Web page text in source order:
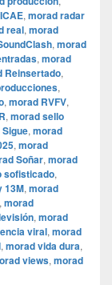
, morad radar
real, morad
, morad
, morad
Reinsertado,
,
, morad RVFV,
, morad sello
, morad
, morad
Soñar, morad
sofisticado,
13M, morad
, morad
, morad
viral, morad
, morad vida dura,
views, morad